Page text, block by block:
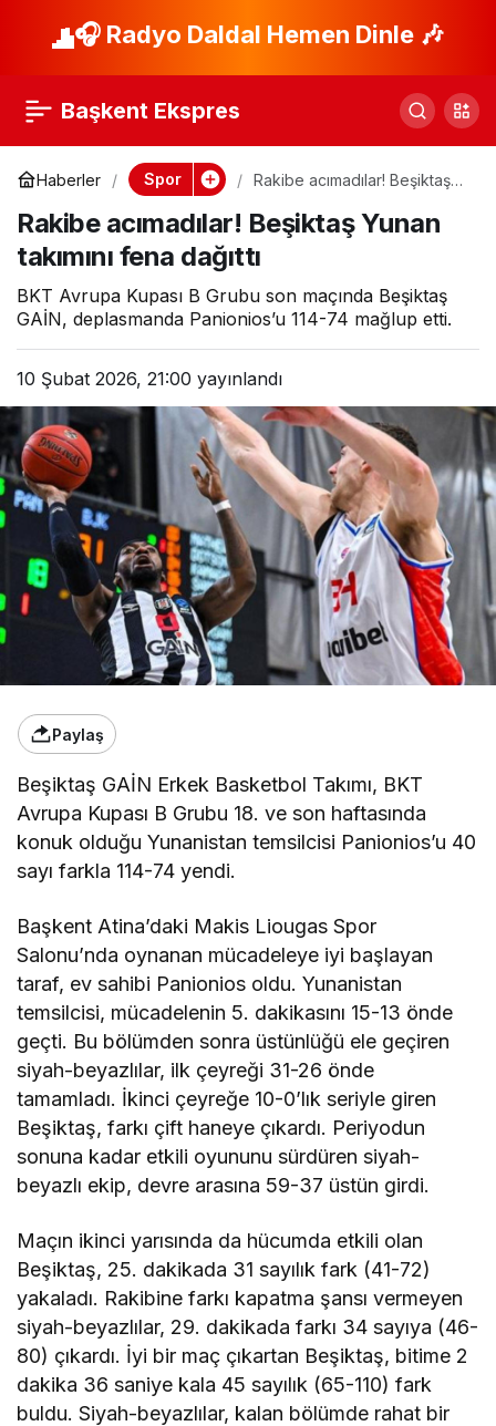
🎧 Radyo Daldal Hemen Dinle 🎶
Başkent Ekspres
Haberler Spor
Rakibe acımadılar! Beşiktaş
Rakibe acımadılar! Beşiktaş Yunan
takımını fena dağıttı
BKT Avrupa Kupası B Grubu son maçında Beşiktaş
GAİN, deplasmanda Panionios’u 114-74 mağlup etti.
10 Şubat 2026, 21:00 yayınlandı
Paylaş
Beşiktaş GAİN Erkek Basketbol Takımı, BKT
Avrupa Kupası B Grubu 18. ve son haftasında
konuk olduğu Yunanistan temsilcisi Panionios’u 40
sayı farkla 114-74 yendi.
Başkent Atina’daki Makis Liougas Spor
Salonu’nda oynanan mücadeleye iyi başlayan
taraf, ev sahibi Panionios oldu. Yunanistan
temsilcisi, mücadelenin 5. dakikasını 15-13 önde
geçti. Bu bölümden sonra üstünlüğü ele geçiren
siyah-beyazlılar, ilk çeyreği 31-26 önde
tamamladı. İkinci çeyreğe 10-0’lık seriyle giren
Beşiktaş, farkı çift haneye çıkardı. Periyodun
sonuna kadar etkili oyununu sürdüren siyah-
beyazlı ekip, devre arasına 59-37 üstün girdi.
Maçın ikinci yarısında da hücumda etkili olan
Beşiktaş, 25. dakikada 31 sayılık fark (41-72)
yakaladı. Rakibine farkı kapatma şansı vermeyen
siyah-beyazlılar, 29. dakikada farkı 34 sayıya (46-
80) çıkardı. İyi bir maç çıkartan Beşiktaş, bitime 2
dakika 36 saniye kala 45 sayılık (65-110) fark
buldu. Siyah-beyazlılar, kalan bölümde rahat bir
Beşiktaş Gain
Panionios’a fark attı!
Paylaş